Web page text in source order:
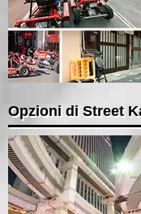
Opzioni di Street